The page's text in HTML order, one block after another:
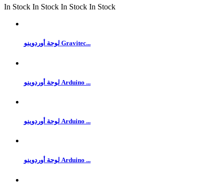
In Stock In Stock In Stock In Stock
لوحة أوردوينو Gravitec...
لوحة أوردوينو Arduino ...
لوحة أوردوينو Arduino ...
لوحة أوردوينو Arduino ...